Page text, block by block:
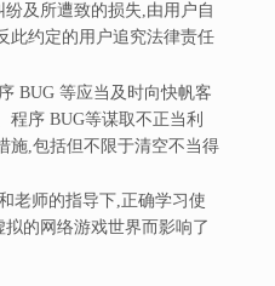
及所遭致的损失,由用户自
此约定的用户追究法律责任
BUG 等应当及时向快帆客
程序 BUG等谋取不正当利
施,包括但不限于清空不当得
老师的指导下,正确学习使
的网络游戏世界而影响了